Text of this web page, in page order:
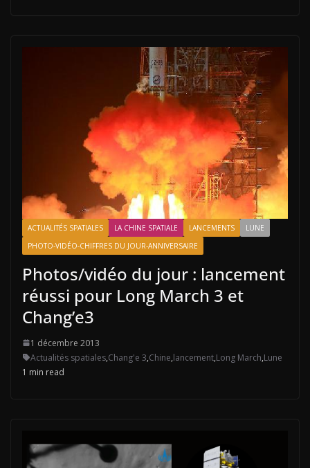
ACTUALITÉS SPATIALES LA CHINE SPATIALE LANCEMENTS
LUNE
PHOTO-VIDÉO-CHIFFRES DU JOUR-ANNIVERSAIRE
Photos/vidéo du jour : lancement
réussi pour Long March 3 et
Chang’e3
1 décembre 2013
Actualités spatiales,Chang'e 3,Chine,lancement,Long March,Lune
1 min read